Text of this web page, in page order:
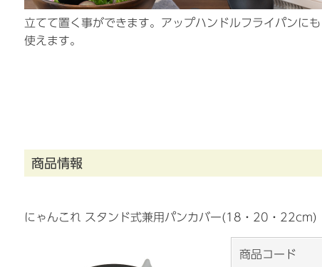
立てて置く事ができます。アップハンドルフライパンにも
使えます。
商品情報
にゃんこれ スタンド式兼用パンカバー(18・20・22cm)
商品コード